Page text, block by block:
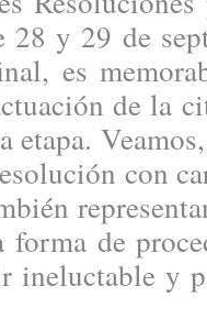
28 y 29 de
es
de la
etapa.
con
forma de
ineluctable y